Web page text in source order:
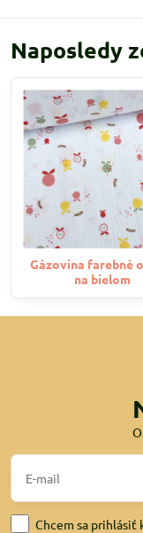
Naposledy
Gázovina farebné
na bielom
Chcem sa prihlásiť